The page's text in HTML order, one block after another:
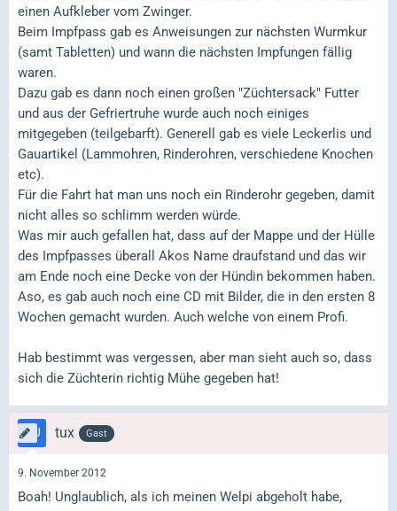
einen Aufkleber vom Zwinger.
Beim Impfpass gab es Anweisungen zur nächsten Wurmkur
(samt Tabletten) und wann die nächsten Impfungen fällig
waren.
Dazu gab es dann noch einen großen "Züchtersack" Futter
und aus der Gefriertruhe wurde auch noch einiges
mitgegeben (teilgebarft). Generell gab es viele Leckerlis und
Gauartikel (Lammohren, Rinderohren, verschiedene Knochen
etc).
Für die Fahrt hat man uns noch ein Rinderohr gegeben, damit
nicht alles so schlimm werden würde.
Was mir auch gefallen hat, dass auf der Mappe und der Hülle
des Impfpasses überall Akos Name draufstand und das wir
am Ende noch eine Decke von der Hündin bekommen haben.
Aso, es gab auch noch eine CD mit Bilder, die in den ersten 8
Wochen gemacht wurden. Auch welche von einem Profi.
Hab bestimmt was vergessen, aber man sieht auch so, dass
sich die Züchterin richtig Mühe gegeben hat!
tux Gast
9. November 2012
Boah! Unglaublich, als ich meinen Welpi abgeholt habe,